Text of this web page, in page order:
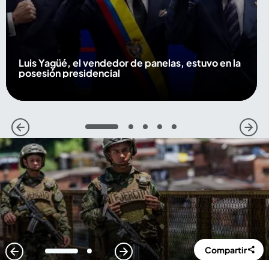
Luis Yagüé, el vendedor de panelas, estuvo en la
posesión presidencial
1 2 3 4 5
1 2 Compartir